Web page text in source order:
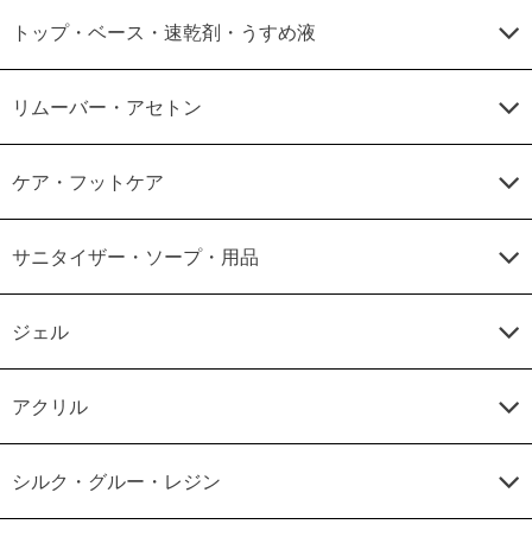
トップ・ベース・速乾剤・うすめ液
リムーバー・アセトン
ケア・フットケア
サニタイザー・ソープ・用品
ジェル
アクリル
シルク・グルー・レジン